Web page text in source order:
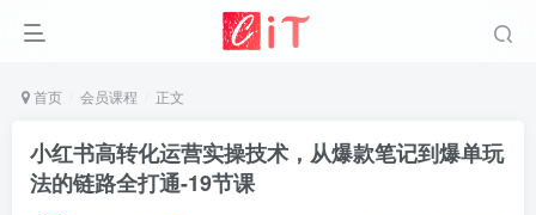
首页 会员课程 正文
小红书高转化运营实操技术，从爆款笔记到爆单玩
法的链路全打通-19节课